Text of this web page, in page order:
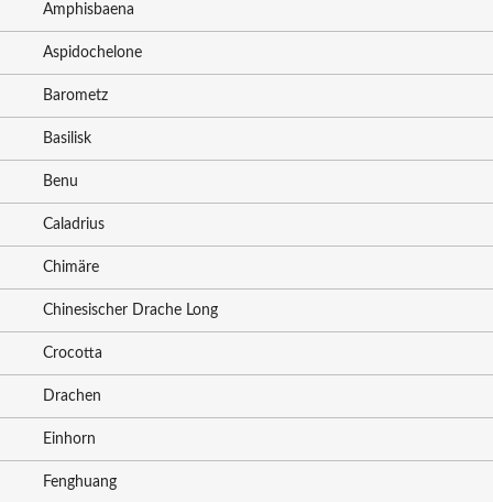
Amphisbaena
Aspidochelone
Barometz
Basilisk
Benu
Caladrius
Chimäre
Chinesischer Drache Long
Crocotta
Drachen
Einhorn
Fenghuang